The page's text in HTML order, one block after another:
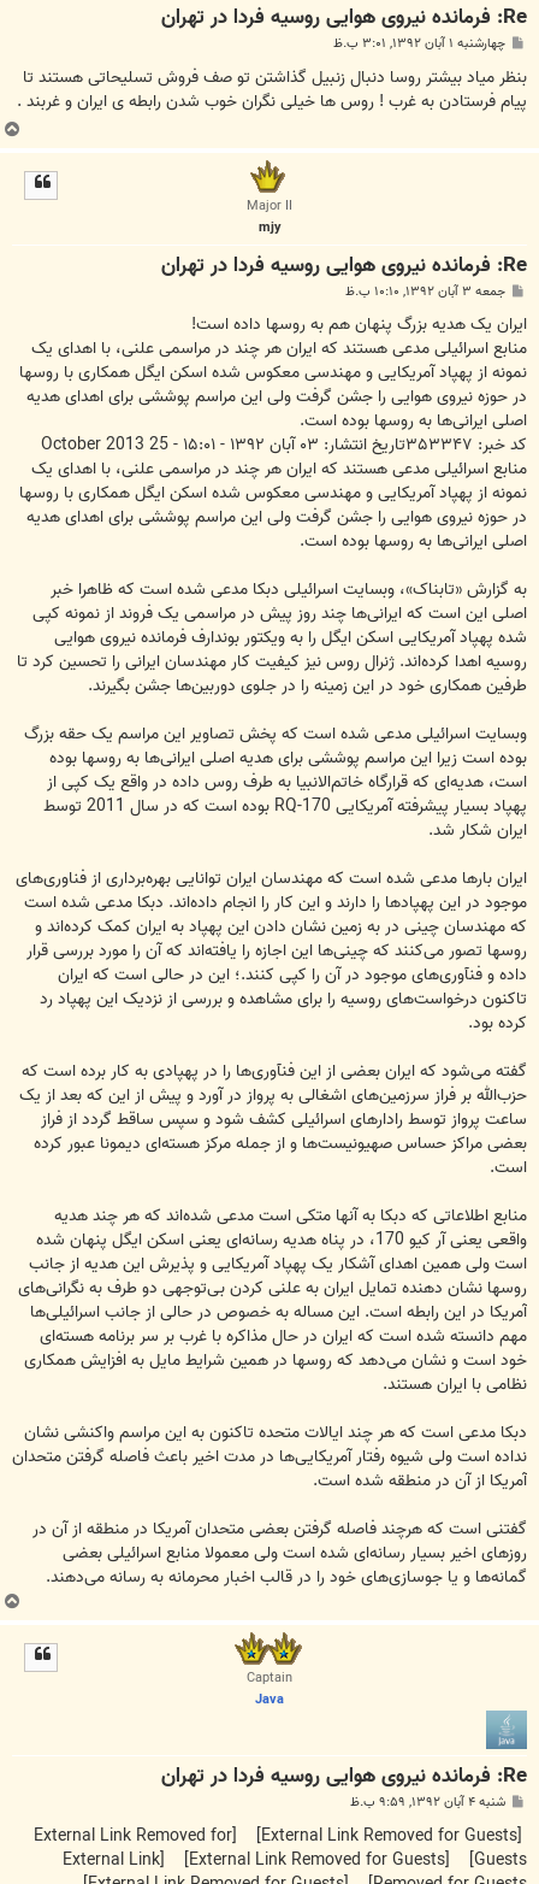
Re: فرمانده نیروی هوایی روسیه فردا در تهران
س
ت
چهارشنبه ۱ آبان ۱۳۹۲, ۳:۰۱ ب.ظ
بنظر میاد بیشتر روسا دنبال زنبیل گذاشتن تو صف فروش تسلیحاتی هستند تا
پیام فرستادن به غرب ! روس ها خیلی نگران خوب شدن رابطه ی ایران و غربند .
Major II
mjy
Re: فرمانده نیروی هوایی روسیه فردا در تهران
ت
جمعه ۳ آبان ۱۳۹۲, ۱۰:۱۰ ب.ظ
ایران یک هدیه بزرگ پنهان هم به روسها داده است!
منابع اسرائیلی مدعی هستند که ایران هر چند در مراسمی علنی، با اهدای یک
نمونه از پهپاد آمریکایی و مهندسی معکوس شده اسکن ایگل همکاری با روسها
در حوزه نیروی هوایی را جشن گرفت ولی این مراسم پوششی برای اهدای هدیه
اصلی ایرانی‌ها به روسها بوده است.
کد خبر: ۳۵۳۳۴۷تاریخ انتشار: ۰۳ آبان ۱۳۹۲ - ۱۵:۰۱ - 25 October 2013
منابع اسرائیلی مدعی هستند که ایران هر چند در مراسمی علنی، با اهدای یک
نمونه از پهپاد آمریکایی و مهندسی معکوس شده اسکن ایگل همکاری با روسها
در حوزه نیروی هوایی را جشن گرفت ولی این مراسم پوششی برای اهدای هدیه
اصلی ایرانی‌ها به روسها بوده است.
به گزارش «تابناک»، وبسایت اسرائیلی دبکا مدعی شده است که ظاهرا خبر
اصلی این است که ایرانی‌ها چند روز پیش در مراسمی یک فروند از نمونه کپی
شده پهپاد آمریکایی اسکن ایگل را به ویکتور بوندارف فرمانده نیروی هوایی
روسیه اهدا کرده‌اند. ژنرال روس نیز کیفیت کار مهندسان ایرانی را تحسین کرد تا
طرفین همکاری خود در این زمینه را در جلوی دوربین‌ها جشن بگیرند.
وبسایت اسرائیلی مدعی شده است که پخش تصاویر این مراسم یک حقه بزرگ
بوده است زیرا این مراسم پوششی برای هدیه اصلی ایرانی‌ها به روسها بوده
است، هدیه‌ای که قرارگاه خاتم‌الانبیا به طرف روس داده در واقع یک کپی از
پهپاد بسیار پیشرفته آمریکایی RQ-170 بوده است که در سال 2011 توسط
ایران شکار شد.
ایران بارها مدعی شده است که مهندسان ایران توانایی بهره‌برداری از فناوری‌های
موجود در این پهپادها را دارند و این کار را انجام داده‌اند. دبکا مدعی شده است
که مهندسان چینی در به زمین نشان دادن این پهپاد به ایران کمک کرده‌اند و
روسها تصور می‌کنند که چینی‌ها این اجازه را یافته‌اند که آن را مورد بررسی قرار
داده و فنآوری‌های موجود در آن را کپی کنند.؛ این در حالی است که ایران
تاکنون درخواست‌های روسیه را برای مشاهده و بررسی از نزدیک این پهپاد رد
کرده بود.
گفته می‌شود که ایران بعضی از این فنآوری‌ها را در پهپادی به کار برده است که
حزب‌الله بر فراز سرزمین‌های اشغالی به پرواز در آورد و پیش از این که بعد از یک
ساعت پرواز توسط رادارهای اسرائیلی کشف شود و سپس ساقط گردد از فراز
بعضی مراکز حساس صهیونیست‌ها و از جمله مرکز هسته‌ای دیمونا عبور کرده
است.
منابع اطلاعاتی که دبکا به آنها متکی است مدعی شده‌اند که هر چند هدیه
واقعی یعنی آر کیو 170، در پناه هدیه رسانه‌ای یعنی اسکن ایگل پنهان شده
است ولی همین اهدای آشکار یک پهپاد آمریکایی و پذیرش این هدیه از جانب
روسها نشان دهنده تمایل ایران به علنی کردن بی‌توجهی دو طرف به نگرانی‌های
آمریکا در این رابطه است. این مساله به خصوص در حالی از جانب اسرائیلی‌ها
مهم دانسته شده است که ایران در حال مذاکره با غرب بر سر برنامه هسته‌ای
خود است و نشان می‌دهد که روسها در همین شرایط مایل به افزایش همکاری
نظامی با ایران هستند.
دبکا مدعی است که هر چند ایالات متحده تاکنون به این مراسم واکنشی نشان
نداده است ولی شیوه رفتار آمریکایی‌ها در مدت اخیر باعث فاصله گرفتن متحدان
آمریکا از آن در منطقه شده است.
گفتنی است که هرچند فاصله گرفتن بعضی متحدان آمریکا در منطقه از آن در
روزهای اخیر بسیار رسانه‌ای شده است ولی معمولا منابع اسرائیلی بعضی
گمانه‌ها و یا جوسازی‌های خود را در قالب اخبار محرمانه به رسانه می‌دهند.
Captain
Java
Re: فرمانده نیروی هوایی روسیه فردا در تهران
ت
شنبه ۴ آبان ۱۳۹۲, ۹:۵۹ ب.ظ
[External Link Removed for Guests]
[External Link Removed for
Guests]
[External Link Removed for Guests]
[External Link